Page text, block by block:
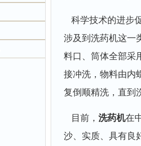
科学技术的进步
涉及到洗药机这一
料口、筒体全部采
接冲洗，物料由内
复倒顺精洗，直到
目前， 洗药机在
沙、实质、具有良